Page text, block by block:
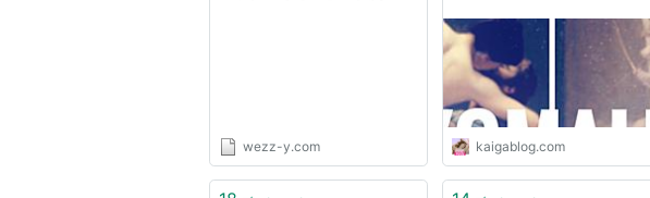
wezz-y.com kaigablog.com